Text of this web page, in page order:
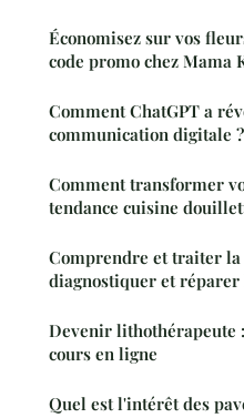
Économisez sur vos
code promo chez Mama
Comment ChatGPT a
communication digitale ?
Comment transformer
tendance cuisine
Comprendre et traiter
diagnostiquer et réparer
Devenir lithothérapeute
cours en ligne
Quel est l'intérêt des